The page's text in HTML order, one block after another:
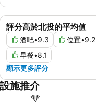
評分高於北投的平均值
酒吧•9.3 位置•9.2
早餐•8.1
顯示更多評分
設施推介